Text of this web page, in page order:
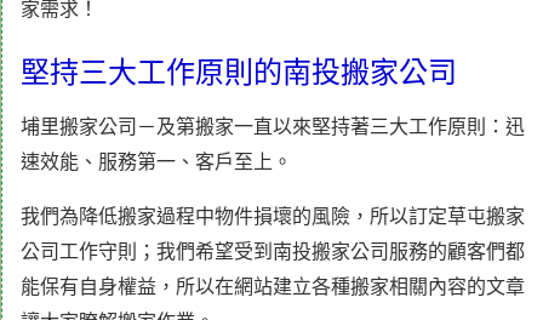
家需求！
堅持三大工作原則的南投搬家公司
埔里搬家公司－及第搬家一直以來堅持著三大工作原則：迅
速效能、服務第一、客戶至上。
我們為降低搬家過程中物件損壞的風險，所以訂定草屯搬家
公司工作守則；我們希望受到南投搬家公司服務的顧客們都
能保有自身權益，所以在網站建立各種搬家相關內容的文章